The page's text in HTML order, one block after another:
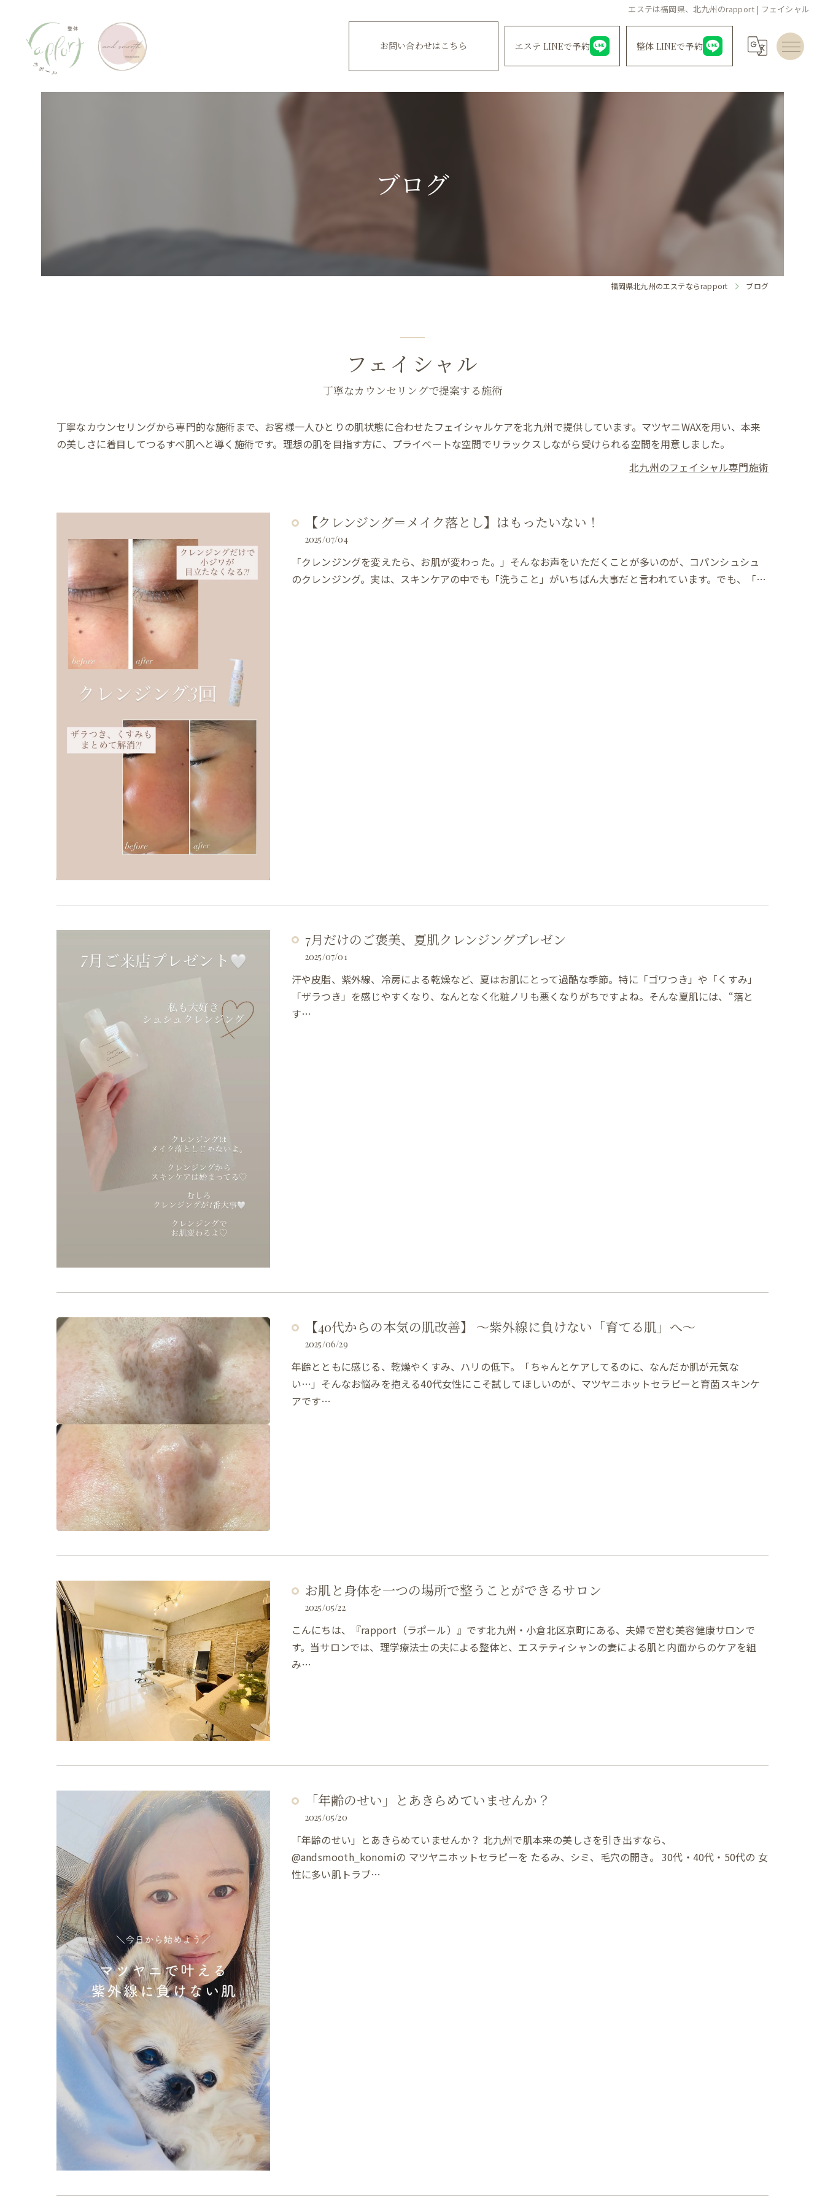
エステは福岡県、北九州のrapport | フェイシャル
お問い合わせはこちら エステ LINEで予約 整体 LINEで予約
ブログ
福岡県北九州のエステならrapport ブログ
フェイシャル
丁寧なカウンセリングで提案する施術
丁寧なカウンセリングから専門的な施術まで、お客様一人ひとりの肌状態に合わせたフェイシャルケアを北九州で提供しています。マツヤニWAXを用い、本来
の美しさに着目してつるすべ肌へと導く施術です。理想の肌を目指す方に、プライベートな空間でリラックスしながら受けられる空間を用意しました。
北九州のフェイシャル専門施術
【クレンジング＝メイク落とし】はもったいない！
2025/07/04
「クレンジングを変えたら、お肌が変わった。」そんなお声をいただくことが多いのが、コパンシュシュ
のクレンジング。実は、スキンケアの中でも「洗うこと」がいちばん大事だと言われています。でも、「…
7月だけのご褒美、夏肌クレンジングプレゼン
2025/07/01
汗や皮脂、紫外線、冷房による乾燥など、夏はお肌にとって過酷な季節。特に「ゴワつき」や「くすみ」
「ザラつき」を感じやすくなり、なんとなく化粧ノリも悪くなりがちですよね。そんな夏肌には、“落と
す…
【40代からの本気の肌改善】 ～紫外線に負けない「育てる肌」へ～
2025/06/29
年齢とともに感じる、乾燥やくすみ、ハリの低下。「ちゃんとケアしてるのに、なんだか肌が元気な
い…」そんなお悩みを抱える40代女性にこそ試してほしいのが、マツヤニホットセラピーと育菌スキンケ
アです…
お肌と身体を一つの場所で整うことができるサロン
2025/05/22
こんにちは、『rapport（ラポール）』です北九州・小倉北区京町にある、夫婦で営む美容健康サロンで
す。当サロンでは、理学療法士の夫による整体と、エステティシャンの妻による肌と内面からのケアを組
み…
「年齢のせい」とあきらめていませんか？
2025/05/20
「年齢のせい」とあきらめていませんか？ 北九州で肌本来の美しさを引き出すなら、
@andsmooth_konomiの マツヤニホットセラピーを たるみ、シミ、毛穴の開き。 30代・40代・50代の 女
性に多い肌トラブ…